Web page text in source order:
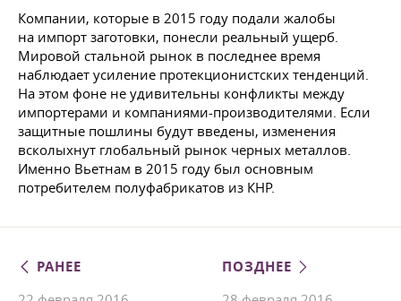
Компании, которые в 2015 году подали жалобы
на импорт заготовки, понесли реальный ущерб.
Мировой стальной рынок в последнее время
наблюдает усиление протекционистских тенденций.
На этом фоне не удивительны конфликты между
импортерами и компаниями-производителями. Если
защитные пошлины будут введены, изменения
всколыхнут глобальный рынок черных металлов.
Именно Вьетнам в 2015 году был основным
потребителем полуфабрикатов из КНР.
РАНЕЕ ПОЗДНЕЕ